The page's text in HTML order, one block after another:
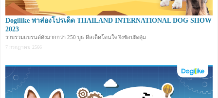
Dogilike พาส่องโปรเด็ด THAILAND INTERNATIONAL DOG SHOW
2023
รวบรวมแบรนด์ดังมากกว่า 250 บูธ ดีลเด็ดโดนใจ ยิ่งช้อปยิ่งคุ้ม
7 กรกฏาคม 2566